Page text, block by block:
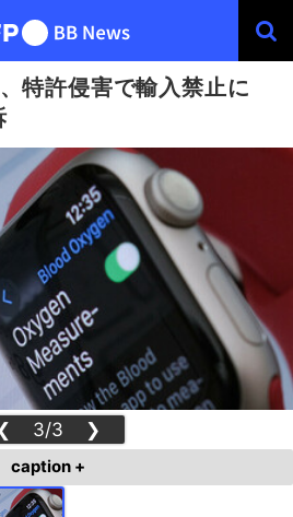
特許侵害で輸入禁止に
3/3 ❯
caption +